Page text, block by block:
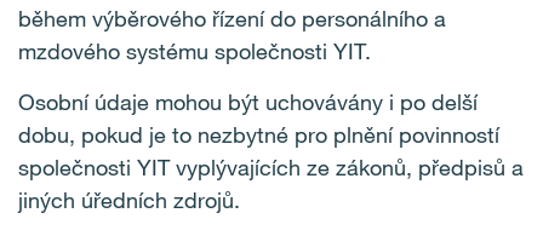
během výběrového řízení do personálního a
mzdového systému společnosti YIT.
Osobní údaje mohou být uchovávány i po delší
dobu, pokud je to nezbytné pro plnění povinností
společnosti YIT vyplývajících ze zákonů, předpisů a
jiných úředních zdrojů.